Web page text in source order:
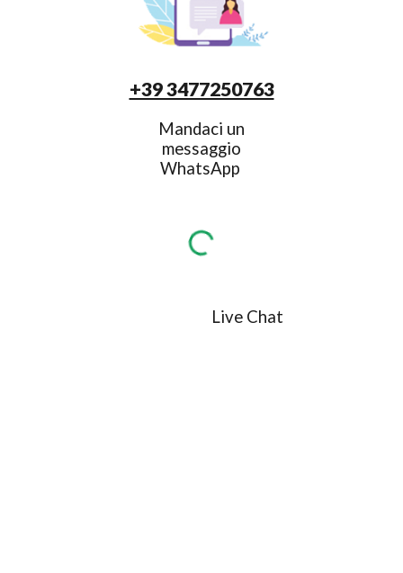
+39 3477250763
Mandaci un
messaggio
WhatsApp
Live Chat